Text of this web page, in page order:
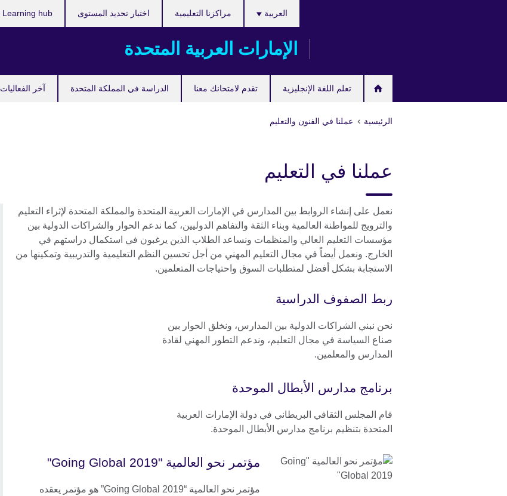
الإمارات العربية المتحدة
تعلم اللغة الإنجليزية تقدم لامتحانك معنا الدراسة في المملكة المتحدة آخر الفعاليات
العربية مراكزنا التعليمية اختبار تحديد المستوى Learning hub
الرئيسية عملنا في الفنون والتعليم
عملنا في التعليم
نعمل على إنشاء الروابط بين المدارس في الإمارات العربية المتحدة والمملكة المتحدة لإثراء التعليم
والترويج للمواطنة العالمية وبناء الثقة والتفاهم الدوليين، كما ندعم الحوار والشراكات الدولية بين
مؤسسات التعليم العالي والمنظمات ونساعد الطلاب الذين يرغبون في استكمال دراستهم في
الخارج. ونعمل أيضاً في مجال التعليم المهني من أجل تحسين النظم التعليمية والتدريبية وتمكينها من
الاستجابة بشكل أفضل لمتطلبات السوق واحتياجات المتعلمين.
ربط الصفوف الدراسية
نحن نبني الشراكات الدولية بين المدارس، ونخلق الحوار بين
صناع السياسة في مجال التعليم، وندعم التطور المهني لقادة
المدارس والمعلمين.
برنامج مدارس الأبطال الموحدة
قام المجلس الثقافي البريطاني في دولة الإمارات العربية
المتحدة بتنظيم برنامج مدارس الأبطال الموحدة.
مؤتمر نحو العالمية "Going Global 2019"
مؤتمر نحو العالمية “Going Global 2019” هو مؤتمر يعقده